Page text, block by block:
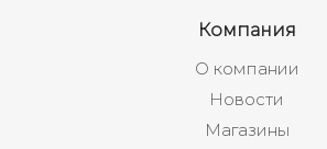
Компания
О компании
Новости
Магазины